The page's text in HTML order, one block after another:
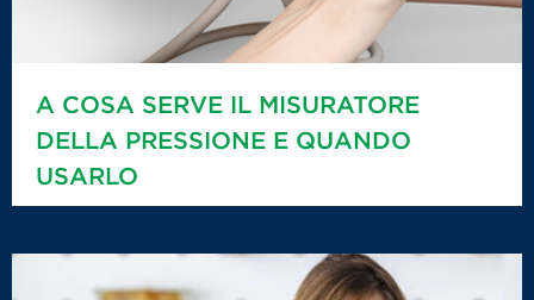
A COSA SERVE IL MISURATORE
DELLA PRESSIONE E QUANDO
USARLO